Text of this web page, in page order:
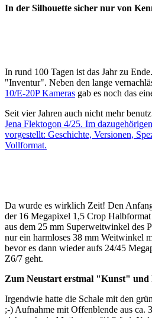
In der Silhouette sicher nur von
In rund 100 Tagen ist das Jahr zu
"Inventur". Neben den lange
10/E-20P Kameras gab es noch das
Seit vier Jahren auch nicht mehr
Jena Flektogon 4/25. Im
vorgestellt: Geschichte, Versionen,
Vollformat.
Da wurde es wirklich Zeit! Den
der 16 Megapixel 1,5 Crop
aus dem 25 mm Superweitwinkel des
nur ein harmloses 38 mm Weitwinkel
bevor es dann wieder aufs 24/45
Z6/7 geht.
Zum Neustart erstmal "Kunst" und
Irgendwie hatte die Schale mit den
;-) Aufnahme mit Offenblende aus ca.